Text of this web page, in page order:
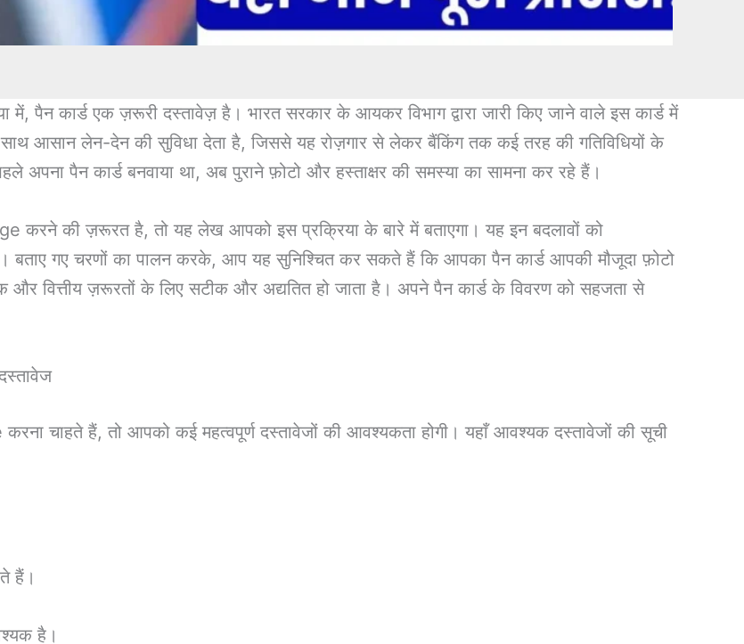
में, पैन कार्ड एक ज़रूरी दस्तावेज़ है। भारत सरकार के आयकर विभाग द्वारा जारी किए जाने वाले इस कार्ड में
साथ आसान लेन-देन की सुविधा देता है, जिससे यह रोज़गार से लेकर बैंकिंग तक कई तरह की गतिविधियों के
अपना पैन कार्ड बनवाया था, अब पुराने फ़ोटो और हस्ताक्षर की समस्या का सामना कर रहे हैं।
की ज़रूरत है, तो यह लेख आपको इस प्रक्रिया के बारे में बताएगा। यह इन बदलावों को
बताए गए चरणों का पालन करके, आप यह सुनिश्चित कर सकते हैं कि आपका पैन कार्ड आपकी मौजूदा फ़ोटो
और वित्तीय ज़रूरतों के लिए सटीक और अद्यतित हो जाता है। अपने पैन कार्ड के विवरण को सहजता से
चाहते हैं, तो आपको कई महत्वपूर्ण दस्तावेजों की आवश्यकता होगी। यहाँ आवश्यक दस्तावेजों की सूची
हैं।
है।